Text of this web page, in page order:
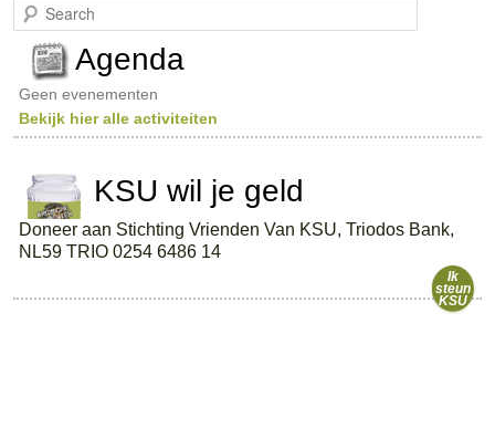
e
c
h
Agenda
Geen evenementen
Bekijk hier alle activiteiten
KSU wil je geld
Doneer aan Stichting Vrienden Van KSU, Triodos Bank,
NL59 TRIO 0254 6486 14
Ik
steun
KSU